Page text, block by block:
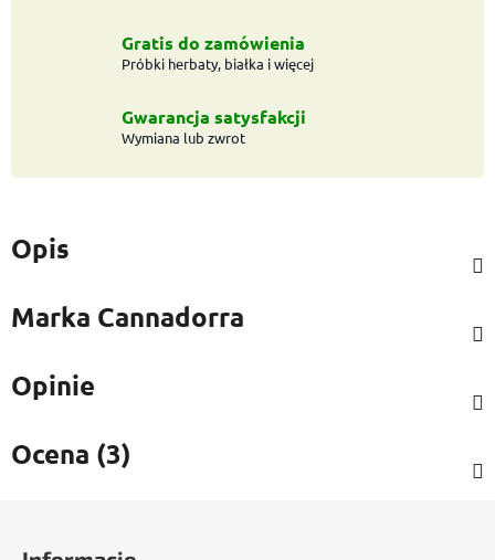
Gratis do zamówienia
Próbki herbaty, białka i więcej
Gwarancja satysfakcji
Wymiana lub zwrot
Opis
Marka Cannadorra
Opinie
Ocena (3)